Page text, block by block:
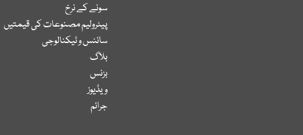
سونے کے نرخ
پیٹرولیم مصنوعات کی قیمتیں
سائنس و ٹیکنالوجی
بلاگ
بزنس
ویڈیوز
جرائم